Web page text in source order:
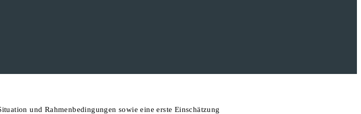
und Rahmenbedingungen sowie eine erste Einschätzung